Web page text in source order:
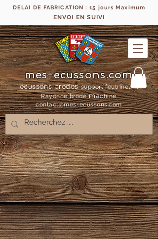
DELAI DE FABRICATION : 15 jours Maximum
ENVOI EN SUIVI
mes-ecussons.com
écussons brodés support feutrine, fil
Rayonne brodémachine
contact@mes-ecussons.com